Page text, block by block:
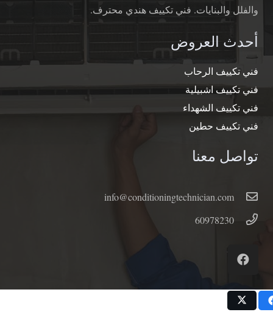
والفلل والبنايات. فني تكييف هندي محترف.
أحدث العروض
فني تكييف الرحاب
فني تكييف اشبيلية
فني تكييف الشهداء
فني تكييف حطين
تواصل معنا
info@conditioningtechnician.com
60978230